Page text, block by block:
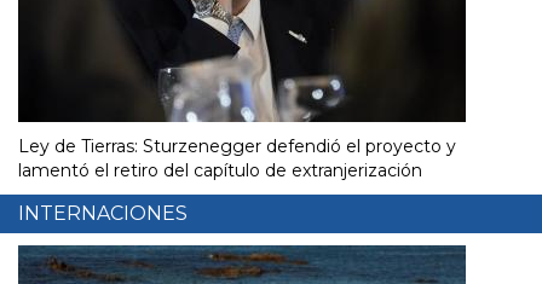
Ley de Tierras: Sturzenegger defendió el proyecto y
lamentó el retiro del capítulo de extranjerización
INTERNACIONES